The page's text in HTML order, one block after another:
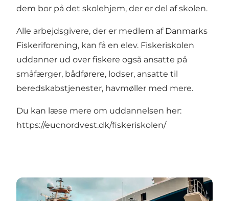
dem bor på det skolehjem, der er del af skolen.
Alle arbejdsgivere, der er medlem af Danmarks
Fiskeriforening, kan få en elev. Fiskeriskolen
uddanner ud over fiskere også ansatte på
småfærger, bådførere, lodser, ansatte til
beredskabstjenester, havmøller med mere.
Du kan læse mere om uddannelsen her:
https://eucnordvest.dk/fiskeriskolen/